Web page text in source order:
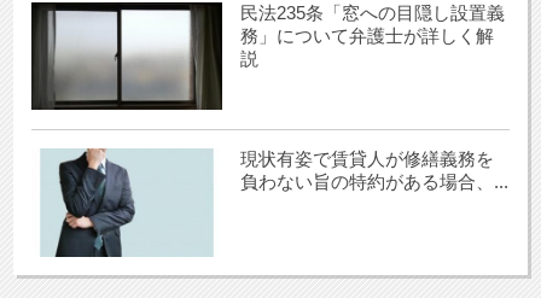
民法235条「窓への目隠し設置義
務」について弁護士が詳しく解
説
現状有姿で賃貸人が修繕義務を
負わない旨の特約がある場合、...